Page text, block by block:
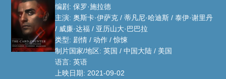
编剧: 保罗·施拉德
主演: 奥斯卡·伊萨克 / 蒂凡尼·哈迪斯 / 泰伊·谢里丹
/ 威廉·达福 / 亚历山大·巴巴拉
类型: 剧情 / 动作 / 惊悚
制片国家/地区: 英国 / 中国大陆 / 美国
语言: 英语
上映日期: 2021-09-02